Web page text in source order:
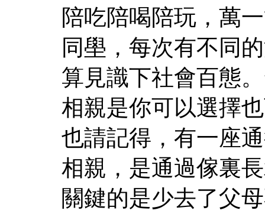
陪吃陪喝陪玩，萬
同壆，每次有不同
算見識下社會百態
相親是你可以選擇
也請記得，有一座
相親，是通過傢裏
關鍵的是少去了父